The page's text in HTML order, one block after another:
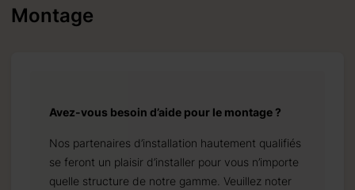
Montage
Avez-vous besoin d’aide pour le montage ?
Nos partenaires d’installation hautement qualifiés
se feront un plaisir d’installer pour vous n’importe
quelle structure de notre gamme. Veuillez noter